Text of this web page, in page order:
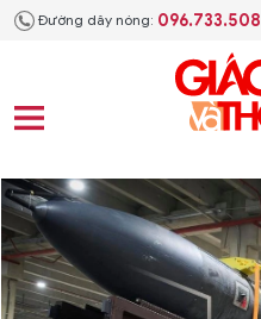
Đường dây nóng: